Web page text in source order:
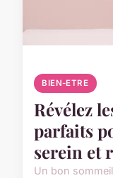
BIEN-ETRE
Révélez
parfaits
serein et
Un bon